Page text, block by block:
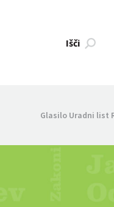
Išči
Glasilo Uradni list